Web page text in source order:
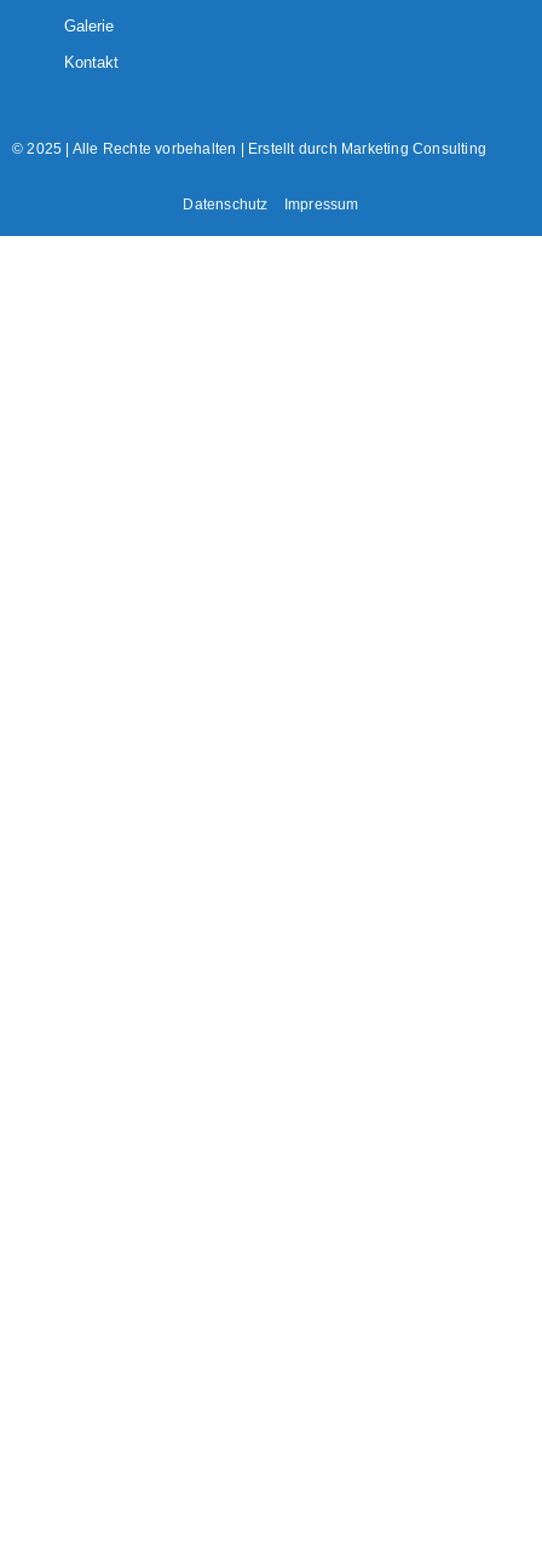
Galerie
Kontakt
© 2025 | Alle Rechte vorbehalten | Erstellt durch Marketing Consulting
Datenschutz Impressum